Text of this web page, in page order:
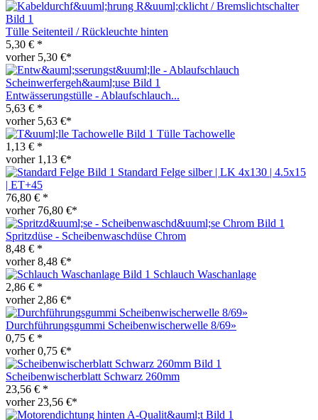
Tülle Seitenteil / Rückleuchte hinten
5,30 € *
vorher 5,30 €*
Entwässerungstülle - Ablaufschlauch...
5,63 € *
vorher 5,63 €*
Tülle Tachowelle
1,13 € *
vorher 1,13 €*
Standard Felge silber | LK 4x130 | 4.5x15
| ET+45
76,80 € *
vorher 76,80 €*
Spritzdüse - Scheibenwaschdüse Chrom
8,48 € *
vorher 8,48 €*
Schlauch Waschanlage
2,86 € *
vorher 2,86 €*
Durchführungsgummi Scheibenwischerwelle 8/69»
0,75 € *
vorher 0,75 €*
Scheibenwischerblatt Schwarz 260mm
23,56 € *
vorher 23,56 €*